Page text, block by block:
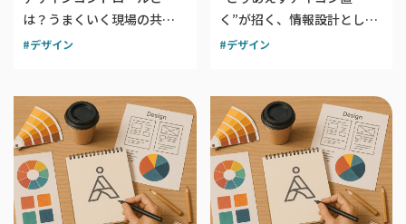
は？うまくいく現場の共通
点は？
デザイン
く”が招く、情報設計として
のアイコン
デザイン